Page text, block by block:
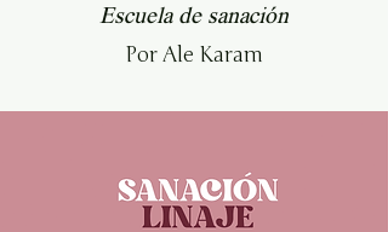
Escuela de sanación
Por Ale Karam